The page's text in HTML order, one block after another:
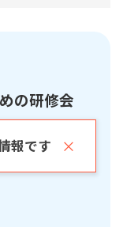
の研修会
×
報です